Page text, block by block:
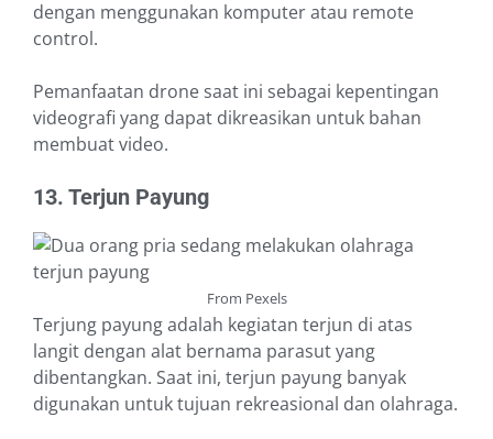
dengan menggunakan komputer atau remote
control.
Pemanfaatan drone saat ini sebagai kepentingan
videografi yang dapat dikreasikan untuk bahan
membuat video.
13. Terjun Payung
From Pexels
Terjung payung adalah kegiatan terjun di atas
langit dengan alat bernama parasut yang
dibentangkan. Saat ini, terjun payung banyak
digunakan untuk tujuan rekreasional dan olahraga.